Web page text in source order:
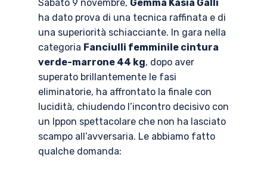
Sabato 9 novembre, Gemma Kasia Galli
ha dato prova di una tecnica raffinata e di
una superiorità schiacciante. In gara nella
categoria Fanciulli femminile cintura
verde-marrone 44 kg, dopo aver
superato brillantemente le fasi
eliminatorie, ha affrontato la finale con
lucidità, chiudendo l’incontro decisivo con
un Ippon spettacolare che non ha lasciato
scampo all’avversaria. Le abbiamo fatto
qualche domanda: